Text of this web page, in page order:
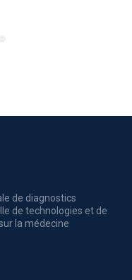
de diagnostics
de technologies et de
la médecine